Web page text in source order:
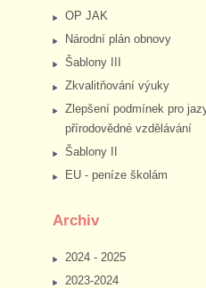
OP JAK
Národní plán obnovy
Šablony III
Zkvalitňování výuky
Zlepšení podmínek pro
přírodovědné vzdělávání
Šablony II
EU - peníze školám
Archiv
2024 - 2025
2023-2024